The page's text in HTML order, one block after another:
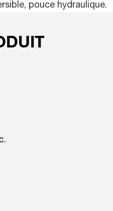
pouce hydraulique.